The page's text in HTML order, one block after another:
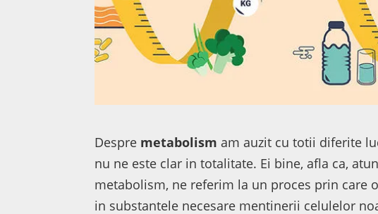
Despre metabolism am auzit cu totii diferite
nu ne este clar in totalitate. Ei bine, afla ca,
metabolism, ne referim la un proces prin care
in substantele necesare mentinerii celulelor